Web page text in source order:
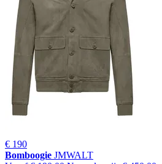
€ 190
Bomboogie JMWALT